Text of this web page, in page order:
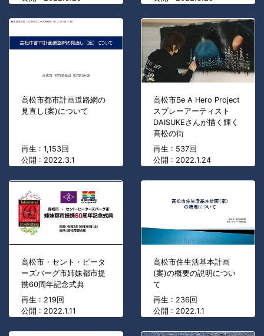
高松市都市計画道路網の
見直し(案)について
再生 : 1,153回
公開 : 2022.3.1
高松市Be A Hero Project
スプレーアーティスト
DAISUKEさんが描く輝く
高松の街
再生 : 537回
公開 : 2022.1.24
高松市・セント・ピータ
ーズバーグ市姉妹都市提
携60周年記念式典
再生 : 219回
公開 : 2022.1.11
高松市住生活基本計画
(案)の概要の説明につい
て
再生 : 236回
公開 : 2022.1.1